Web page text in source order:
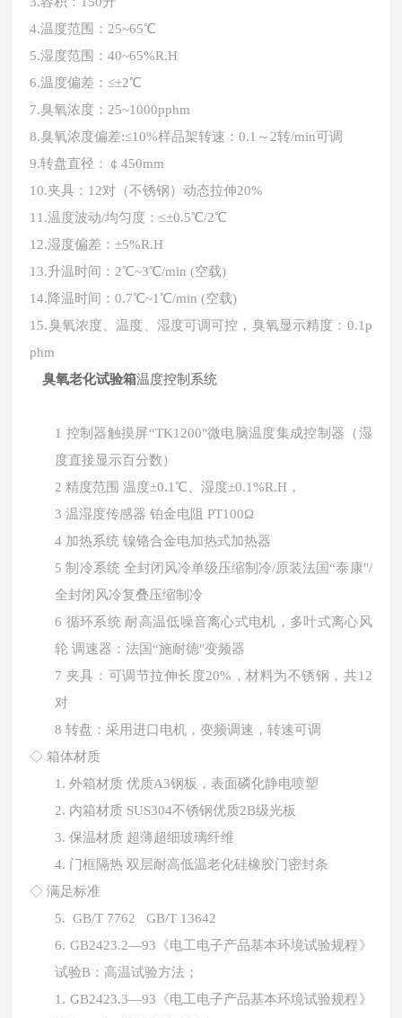
4.温度范围 ： 25~65℃
5.湿度范围：40~65%R.H
6.温度偏差： ≤±2℃
7.臭氧浓度： 25~1000pphm
8.臭氧浓度偏差:≤10%样品架转速：0.1～2转/min可调
9.转盘直径：￠450mm
10.夹具：12对（不锈钢）动态拉伸20%
11.温度波动/均匀度：≤±0.5℃/2℃
12.湿度偏差 ：±5%R.H
13.升温时间：2℃~3℃/min (空载)
14.降温时间：0.7℃~1℃/min (空载)
15.臭氧浓度、温度、湿度可调可控，臭氧显示精度：0.1p
phm
臭氧老化试验箱温度控制系统
1 控制器触摸屏“TK1200"微电脑温度集成控制器（湿
度直接显示百分数）
2 精度范围 温度±0.1℃、湿度±0.1%R.H，
3温湿度传感器 铂金电阻 PT100Ω
4 加热系统 镍铬合金电加热式加热器
5制冷系统 全封闭风冷单级压缩制冷/原装法国“泰康"/
全封闭风冷复叠压缩制冷
6 循环系统 耐高温低噪音离心式电机，多叶式离心风
轮 调速器：法国“施耐德"变频器
7 夹具：可调节拉伸长度20%，材料为不锈钢，共12
对
8转盘：采用进口电机，变频调速，转速可调
◇ 箱体材质
1.外箱材质 优质A3钢板，表面磷化静电喷塑
2. 内箱材质 SUS304不锈钢优质2B级光板
3.保温材质 超薄超细玻璃纤维
4. 门框隔热 双层耐高低温老化硅橡胶门密封条
◇ 满足标准
5. GB/T 7762
GB/T 13642
6. GB2423.2—93《电工电子产品基本环境试验规程》
试验B：高温试验方法；
1. GB2423.3—93《电工电子产品基本环境试验规程》